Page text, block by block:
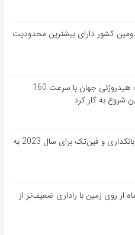
کشور دارای بیشترین محدودیت
سریع‌ترین قطار سوخت هیدروژنی جهان با سرعت 160
شروع به کار کرد
پنج پیش‌بینی در مورد بانکداری و فین‌تک برای سال 2023 به
از روی زمین با راداری ضعیف‌تر از